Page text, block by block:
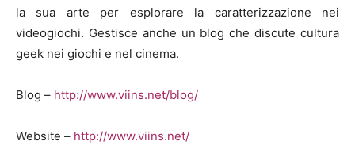
la sua arte per esplorare la caratterizzazione nei
videogiochi. Gestisce anche un blog che discute cultura
geek nei giochi e nel cinema.
Blog – http://www.viins.net/blog/
Website – http://www.viins.net/